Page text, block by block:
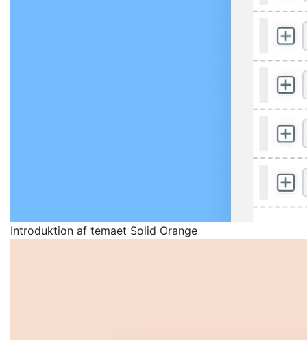
Introduktion af temaet Solid Orange